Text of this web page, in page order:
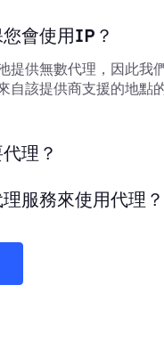
會使用IP？
提供無數代理，因此我
自該提供商支援的地點
理？
服務來使用代理？